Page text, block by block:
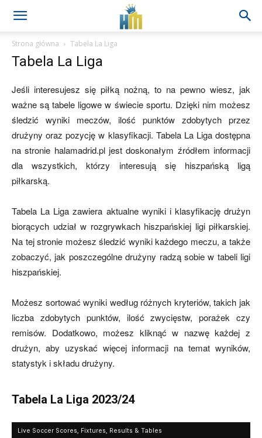
Strona główna Tabela La Liga
Tabela La Liga
Jeśli interesujesz się piłką nożną, to na pewno wiesz, jak
ważne są tabele ligowe w świecie sportu. Dzięki nim możesz
śledzić wyniki meczów, ilość punktów zdobytych przez
drużyny oraz pozycję w klasyfikacji. Tabela La Liga dostępna
na stronie halamadrid.pl jest doskonałym źródłem informacji
dla wszystkich, którzy interesują się hiszpańską ligą
piłkarską.
Tabela La Liga zawiera aktualne wyniki i klasyfikację drużyn
biorących udział w rozgrywkach hiszpańskiej ligi piłkarskiej.
Na tej stronie możesz śledzić wyniki każdego meczu, a także
zobaczyć, jak poszczególne drużyny radzą sobie w tabeli ligi
hiszpańskiej.
Możesz sortować wyniki według różnych kryteriów, takich jak
liczba zdobytych punktów, ilość zwycięstw, porażek czy
remisów. Dodatkowo, możesz kliknąć w nazwę każdej z
drużyn, aby uzyskać więcej informacji na temat wyników,
statystyk i składu drużyny.
Tabela La Liga 2023/24